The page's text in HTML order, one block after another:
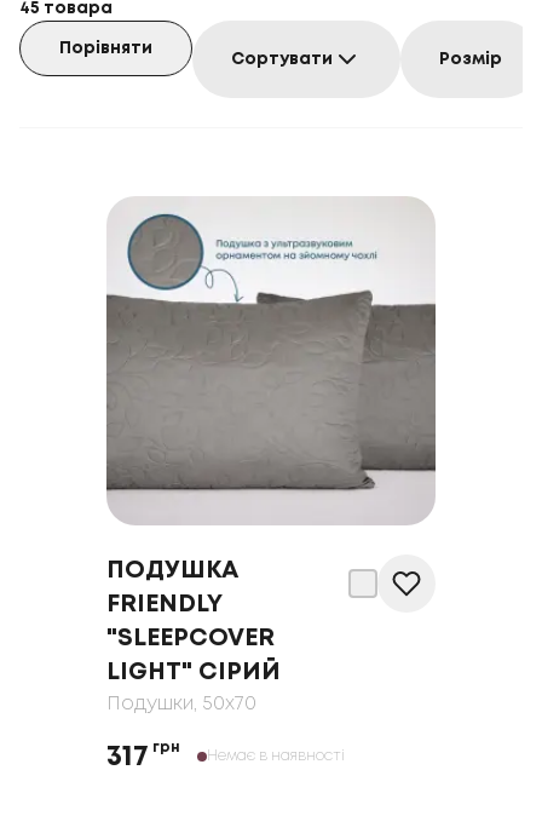
Порівняти
Сортувати Розмір
45 товара
ПОДУШКА
FRIENDLY
"SLEEPCOVER
LIGHT" СІРИЙ
Подушки, 50x70
317 грн
Немає в наявності